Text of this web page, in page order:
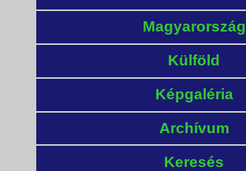
Magyarország
Külföld
Képgaléria
Archívum
Keresés